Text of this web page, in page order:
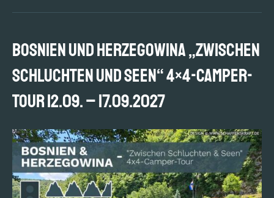
BOSNIEN und HERZEGOWINA „Zwischen
Schluchten und Seen“ 4×4-Camper-
Tour 12.09. – 17.09.2027